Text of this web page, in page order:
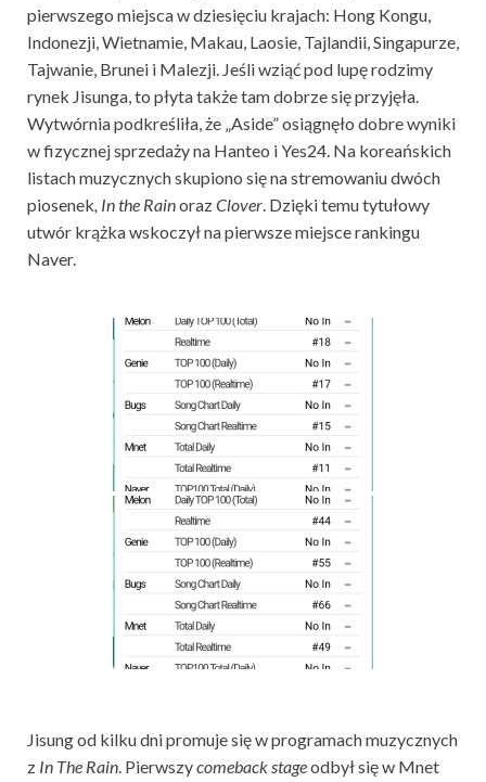
pierwszego miejsca w dziesięciu krajach: Hong Kongu,
Indonezji, Wietnamie, Makau, Laosie, Tajlandii, Singapurze,
Tajwanie, Brunei i Malezji. Jeśli wziąć pod lupę rodzimy
rynek Jisunga, to płyta także tam dobrze się przyjęła.
Wytwórnia podkreśliła, że „Aside” osiągnęło dobre wyniki
w fizycznej sprzedaży na Hanteo i Yes24. Na koreańskich
listach muzycznych skupiono się na stremowaniu dwóch
piosenek, In the RainorazClover. Dzięki temu tytułowy
utwór krążka wskoczył na pierwsze miejsce rankingu
Naver.
Jisung od kilku dni promuje się w programach muzycznych
z In The Rain. Pierwszycomeback stageodbył się w Mnet